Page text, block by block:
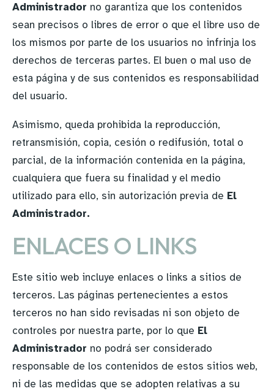
Administrador no garantiza que los contenidos
sean precisos o libres de error o que el libre uso de
los mismos por parte de los usuarios no infrinja los
derechos de terceras partes. El buen o mal uso de
esta página y de sus contenidos es responsabilidad
del usuario.
Asimismo, queda prohibida la reproducción,
retransmisión, copia, cesión o redifusión, total o
parcial, de la información contenida en la página,
cualquiera que fuera su finalidad y el medio
utilizado para ello, sin autorización previa de El
Administrador.
ENLACES O LINKS
Este sitio web incluye enlaces o links a sitios de
terceros. Las páginas pertenecientes a estos
terceros no han sido revisadas ni son objeto de
controles por nuestra parte, por lo que El
Administrador no podrá ser considerado
responsable de los contenidos de estos sitios web,
ni de las medidas que se adopten relativas a su